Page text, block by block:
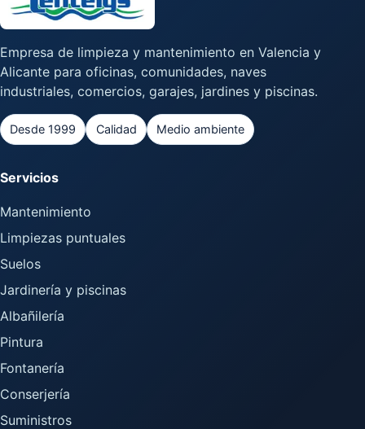
Empresa de limpieza y mantenimiento en Valencia y
Alicante para oficinas, comunidades, naves
industriales, comercios, garajes, jardines y piscinas.
Desde 1999 Calidad Medio ambiente
Servicios
Mantenimiento
Limpiezas puntuales
Suelos
Jardinería y piscinas
Albañilería
Pintura
Fontanería
Conserjería
Suministros